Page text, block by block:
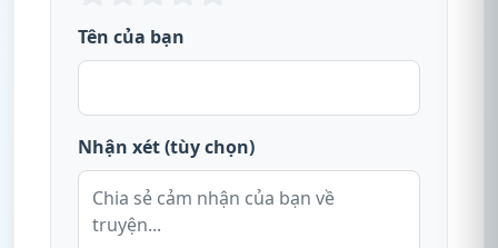
Tên của bạn
Nhận xét (tùy chọn)